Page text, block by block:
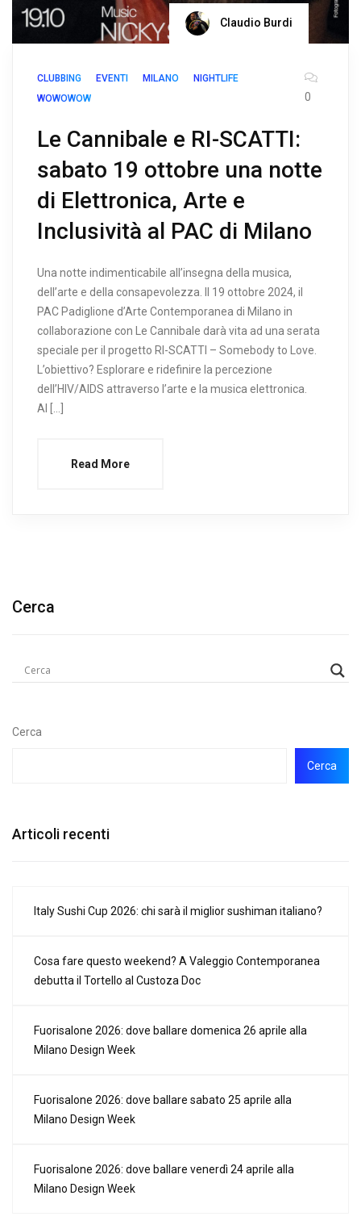
Claudio Burdi
CLUBBING EVENTI MILANO
NIGHTLIFE
WOWOWOW
0
Le Cannibale e RI-SCATTI:
sabato 19 ottobre una notte
di Elettronica, Arte e
Inclusività al PAC di Milano
Una notte indimenticabile all’insegna della musica,
dell’arte e della consapevolezza. Il 19 ottobre 2024, il
PAC Padiglione d’Arte Contemporanea di Milano in
collaborazione con Le Cannibale darà vita ad una serata
speciale per il progetto RI-SCATTI – Somebody to Love.
L’obiettivo? Esplorare e ridefinire la percezione
dell’HIV/AIDS attraverso l’arte e la musica elettronica.
Al […]
Read More
Cerca
Cerca
Cerca
Articoli recenti
Italy Sushi Cup 2026: chi sarà il miglior sushiman italiano?
Cosa fare questo weekend? A Valeggio Contemporanea
debutta il Tortello al Custoza Doc
Fuorisalone 2026: dove ballare domenica 26 aprile alla
Milano Design Week
Fuorisalone 2026: dove ballare sabato 25 aprile alla
Milano Design Week
Fuorisalone 2026: dove ballare venerdì 24 aprile alla
Milano Design Week